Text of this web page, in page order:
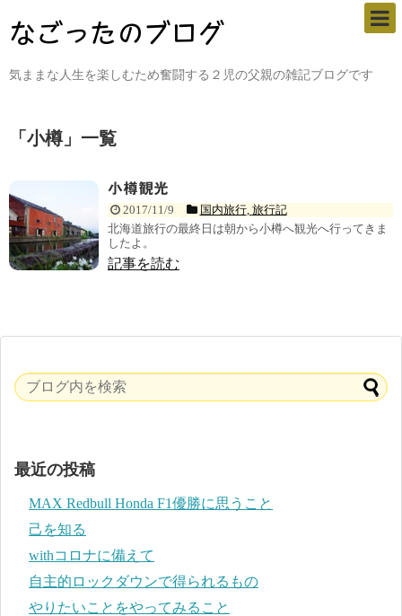
気ままな人生を楽しむため奮闘する２児の父親の雑記ブログです
「 小樽」 一覧
小樽観光
2017/11/9 国内旅行, 旅行記
北海道旅行の最終日は朝から小樽へ観光へ行ってきま
したよ。
記事を読む
最近の投稿
MAX Redbull Honda F1優勝に思うこと
己を知る
withコロナに備えて
自主的ロックダウンで得られるもの
やりたいことをやってみること